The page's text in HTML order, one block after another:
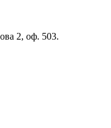
2, оф. 503.